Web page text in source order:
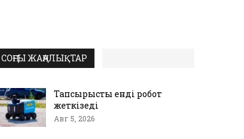
СОҢҒЫ ЖАҢАЛЫҚТАР
Тапсырысты енді робот
жеткізеді
Авг 5, 2026